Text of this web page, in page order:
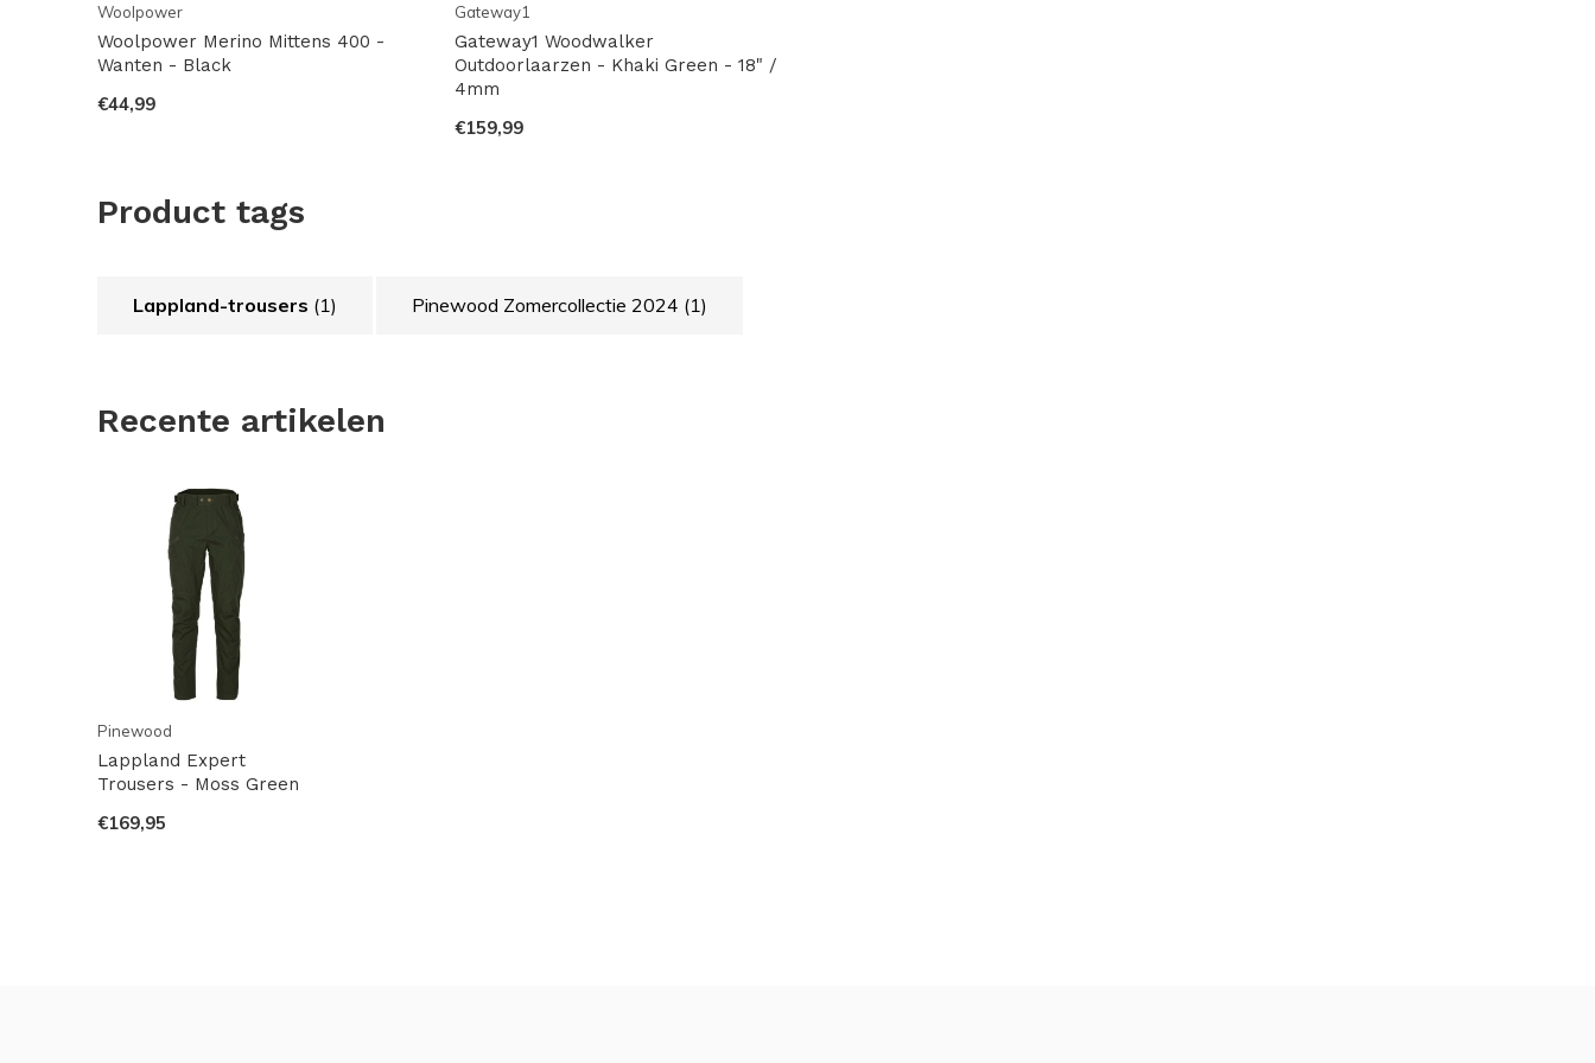
Woolpower
Woolpower Merino Mittens 400 -
Wanten - Black
€44,99
Gateway1
Gateway1 Woodwalker
Outdoorlaarzen - Khaki Green - 18" /
4mm
€159,99
Product tags
Lappland-trousers (1) Pinewood Zomercollectie 2024 (1)
Recente artikelen
Pinewood
Lappland Expert
Trousers - Moss Green
€169,95